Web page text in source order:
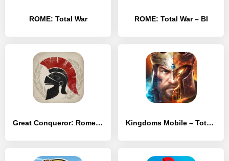
ROME: Total War ROME: Total War – BI
Great Conqueror: Rome War Game Kingdoms Mobile – Total Clash